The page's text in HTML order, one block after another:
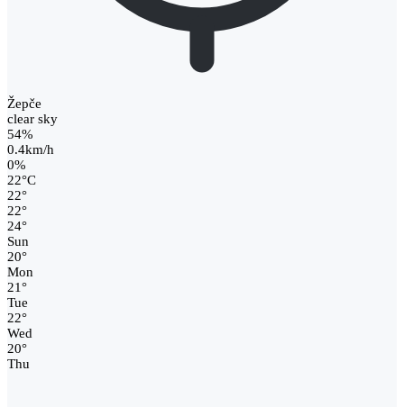
Žepče
clear sky
54%
0.4km/h
0%
22°C
22°
22°
24°
Sun
20°
Mon
21°
Tue
22°
Wed
20°
Thu